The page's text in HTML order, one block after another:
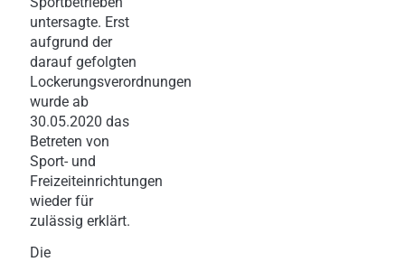
untersagte. Erst
aufgrund der
darauf gefolgten
Lockerungsverordnungen
wurde ab
30.05.2020 das
Betreten von
Sport- und
Freizeiteinrichtungen
wieder für
zulässig erklärt.
Die